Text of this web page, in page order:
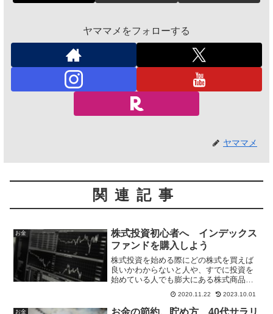
ヤママメをフォローする
ヤママメ
関連記事
お金
株式投資初心者へ インデックス
ファンドを購入しよう
株式投資を始める際にどの株式を買えば
良いかわからないと人や、すでに投資を
始めている人でも膨大にある株式商品か
らどれを選べばよいか迷っている人がい
ると思います。そういった方達へおすす
めするのがインデックスファンドです。
2020.11.22 2023.10.01
お金